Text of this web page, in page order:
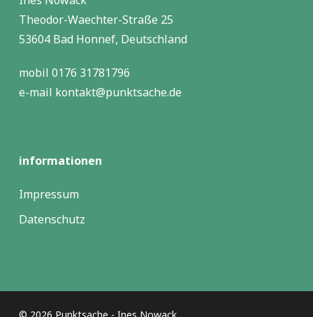
Theodor-Waechter-Straße 25
53604 Bad Honnef, Deutschland
mobil 0176 31781796
e-mail kontakt@punktsache.de
informationen
Impressum
Datenschutz